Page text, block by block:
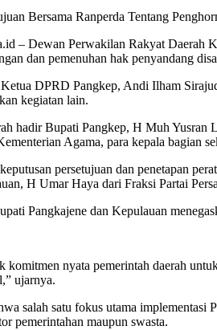
Bersama Ranperda Tentang
– Dewan Perwakilan Rakyat Daerah
dan pemenuhan hak penyandang
DPRD Pangkep, Andi Ilham
kegiatan lain.
hadir Bupati Pangkep, H Muh Yusran
Agama, para kepala bagian
persetujuan dan penetapan
H Umar Haya dari Fraksi Partai
Pangkajene dan Kepulauan
komitmen nyata pemerintah daerah
ujarnya.
salah satu fokus utama implementasi
pemerintahan maupun swasta.